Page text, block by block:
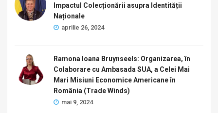
Impactul Colecționării asupra Identității
Naționale
aprilie 26, 2024
Ramona Ioana Bruynseels: Organizarea, în
Colaborare cu Ambasada SUA, a Celei Mai
Mari Misiuni Economice Americane în
România (Trade Winds)
mai 9, 2024